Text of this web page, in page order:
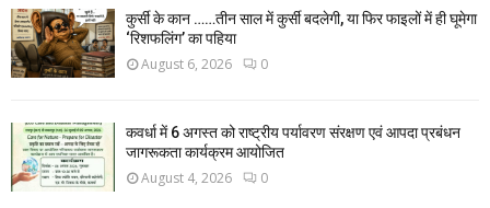
कुर्सी के कान ……तीन साल में कुर्सी बदलेगी, या फिर फाइलों में ही घूमेगा
‘रिशफलिंग’ का पहिया
August 6, 2026 0
कवर्धा में 6 अगस्त को राष्ट्रीय पर्यावरण संरक्षण एवं आपदा प्रबंधन
जागरूकता कार्यक्रम आयोजित
August 4, 2026 0